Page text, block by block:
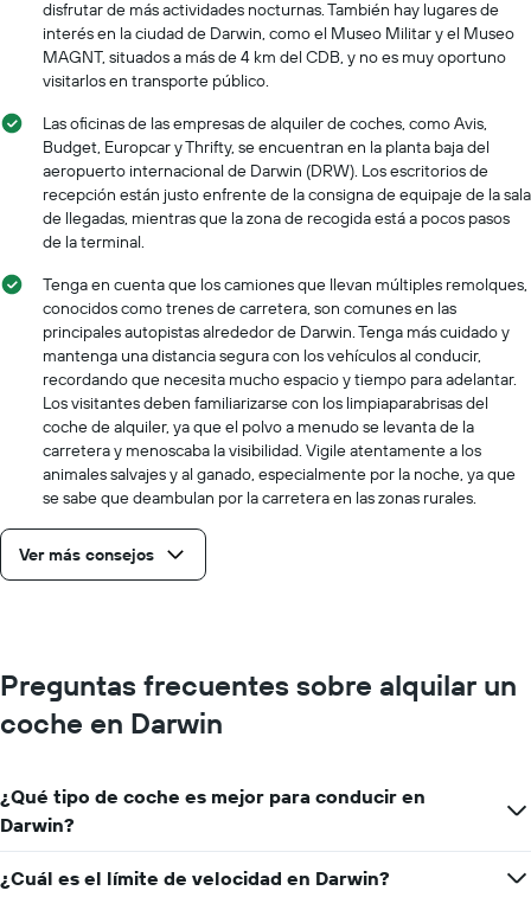
disfrutar de más actividades nocturnas. También hay lugares de
interés en la ciudad de Darwin, como el Museo Militar y el Museo
MAGNT, situados a más de 4 km del CDB, y no es muy oportuno
visitarlos en transporte público.
Las oficinas de las empresas de alquiler de coches, como Avis,
Budget, Europcar y Thrifty, se encuentran en la planta baja del
aeropuerto internacional de Darwin (DRW). Los escritorios de
recepción están justo enfrente de la consigna de equipaje de la sala
de llegadas, mientras que la zona de recogida está a pocos pasos
de la terminal.
Tenga en cuenta que los camiones que llevan múltiples remolques,
conocidos como trenes de carretera, son comunes en las
principales autopistas alrededor de Darwin. Tenga más cuidado y
mantenga una distancia segura con los vehículos al conducir,
recordando que necesita mucho espacio y tiempo para adelantar.
Los visitantes deben familiarizarse con los limpiaparabrisas del
coche de alquiler, ya que el polvo a menudo se levanta de la
carretera y menoscaba la visibilidad. Vigile atentamente a los
animales salvajes y al ganado, especialmente por la noche, ya que
se sabe que deambulan por la carretera en las zonas rurales.
Ver más consejos
Preguntas frecuentes sobre alquilar un
coche en Darwin
¿Qué tipo de coche es mejor para conducir en
Darwin?
¿Cuál es el límite de velocidad en Darwin?